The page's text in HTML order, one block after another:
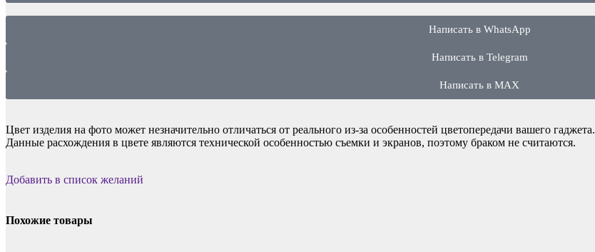
Написать в WhatsApp
Написать в Telegram
Написать в MAX
Цвет изделия на фото может незначительно отличаться от реального из-за особенностей цветопередачи вашего гаджета.
Данные расхождения в цвете являются технической особенностью съемки и экранов, поэтому браком не считаются.
Добавить в список желаний
Похожие товары